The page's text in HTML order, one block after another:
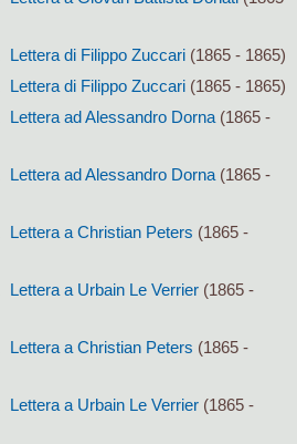
Lettera di Filippo Zuccari (1865 - 1865)
Lettera di Filippo Zuccari (1865 - 1865)
Lettera ad Alessandro Dorna (1865 -
Lettera ad Alessandro Dorna (1865 -
Lettera a Christian Peters (1865 -
Lettera a Urbain Le Verrier (1865 -
Lettera a Christian Peters (1865 -
Lettera a Urbain Le Verrier (1865 -